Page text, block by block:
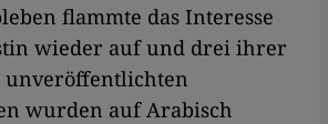
flammte das Interesse
wieder auf und drei ihrer
unveröffentlichten
wurden auf Arabisch